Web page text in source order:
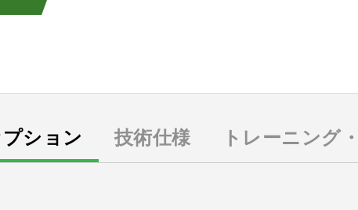
ション 技術仕様 トレーニング